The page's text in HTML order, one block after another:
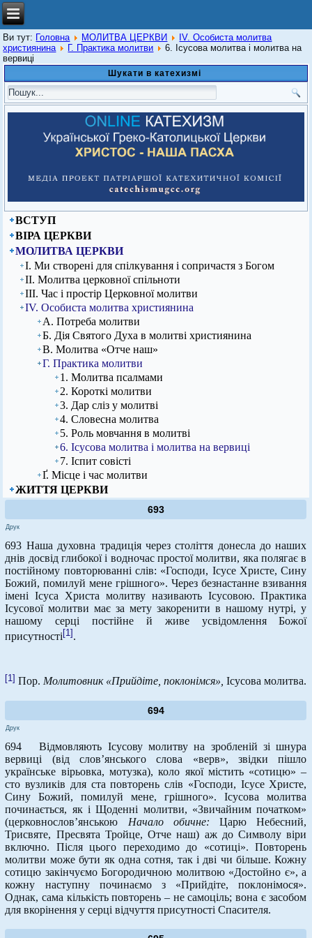
Ви тут: Головна МОЛИТВА ЦЕРКВИ
ІV. Особиста молитва
християнина
Г. Практика молитви
6. Ісусова молитва і молитва на
вервиці
Шукати в катехизмі
ВСТУП
ВІРА ЦЕРКВИ
МОЛИТВА ЦЕРКВИ
І. Ми створені для спілкування і сопричастя з Богом
ІІ. Молитва церковної спільноти
ІІІ. Час і простір Церковної молитви
ІV. Особиста молитва християнина
А. Потреба молитви
Б. Дія Святого Духа в молитві християнина
В. Молитва «Отче наш»
Г. Практика молитви
1. Молитва псалмами
2. Короткі молитви
3. Дар сліз у молитві
4. Словесна молитва
5. Роль мовчання в молитві
6. Ісусова молитва і молитва на вервиці
7. Іспит совісті
Ґ. Місце і час молитви
ЖИТТЯ ЦЕРКВИ
693
Друк
693 Наша духовна традиція через століття донесла до наших
днів досвід глибокої і водночас простої молитви, яка полягає в
постійному повторюванні слів: «Господи, Ісусе Христе, Сину
Божий, помилуй мене грішного». Через безнастанне взивання
імені Ісуса Христа молитву називають Ісусовою. Практика
Ісусової молитви має за мету закоренити в нашому нутрі, у
нашому серці постійне й живе усвідомлення Божої
присутності [1] .
[1] Пор.Молитовник «Прийдіте, поклонімся»,Ісусова молитва.
694
Друк
694 Відмовляють Ісусову молитву на зробленій зі шнура
вервиці (від слов’янського слова «верв», звідки пішло
українське вірьовка, мотузка), коло якої містить «сотицю» –
сто вузликів для ста повторень слів «Господи, Ісусе Христе,
Сину Божий, помилуй мене, грішного». Ісусова молитва
починається, як і Щоденні молитви, «Звичайним початком»
(церковнослов’янською Начало обичне:Царю Небесний,
Трисвяте, Пресвята Тройце, Отче наш) аж до Символу віри
включно. Після цього переходимо до «сотиці». Повторень
молитви може бути як одна сотня, так і дві чи більше. Кожну
сотицю закінчуємо Богородичною молитвою «Достойно є», а
кожну наступну починаємо з «Прийдіте, поклонімося».
Однак, сама кількість повторень – не самоціль; вона є засобом
для вкорінення у серці відчуття присутності Спасителя.